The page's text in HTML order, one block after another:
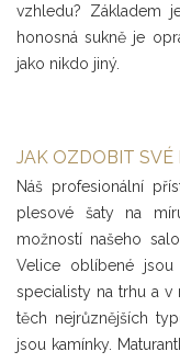
vzhledu? Základem
honosná sukně je
jako nikdo jiný.
JAK OZDOBIT SVÉ
Náš profesionální
plesové šaty na
možností našeho
Velice oblíbené jsou
specialisty na trhu a v
těch nejrůznějších
jsou kamínky.